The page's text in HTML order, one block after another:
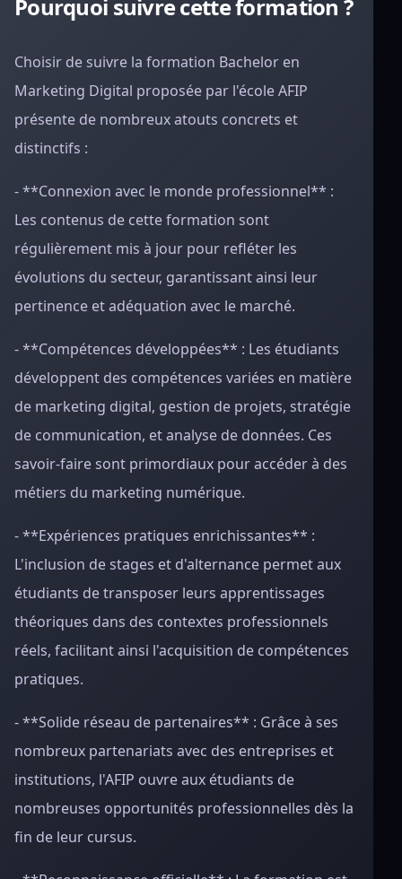
Pourquoi suivre cette formation ?
Choisir de suivre la formation Bachelor en
Marketing Digital proposée par l'école AFIP
présente de nombreux atouts concrets et
distinctifs :
- **Connexion avec le monde professionnel** :
Les contenus de cette formation sont
régulièrement mis à jour pour refléter les
évolutions du secteur, garantissant ainsi leur
pertinence et adéquation avec le marché.
- **Compétences développées** : Les étudiants
développent des compétences variées en matière
de marketing digital, gestion de projets, stratégie
de communication, et analyse de données. Ces
savoir-faire sont primordiaux pour accéder à des
métiers du marketing numérique.
- **Expériences pratiques enrichissantes** :
L'inclusion de stages et d'alternance permet aux
étudiants de transposer leurs apprentissages
théoriques dans des contextes professionnels
réels, facilitant ainsi l'acquisition de compétences
pratiques.
- **Solide réseau de partenaires** : Grâce à ses
nombreux partenariats avec des entreprises et
institutions, l'AFIP ouvre aux étudiants de
nombreuses opportunités professionnelles dès la
fin de leur cursus.